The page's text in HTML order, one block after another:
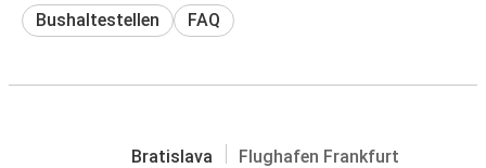
Bushaltestellen FAQ
Bratislava Flughafen Frankfurt